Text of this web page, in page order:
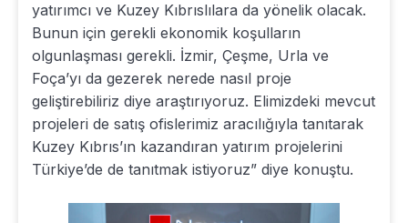
yatırımcı ve Kuzey Kıbrıslılara da yönelik olacak.
Bunun için gerekli ekonomik koşulların
olgunlaşması gerekli. İzmir, Çeşme, Urla ve
Foça’yı da gezerek nerede nasıl proje
geliştirebiliriz diye araştırıyoruz. Elimizdeki mevcut
projeleri de satış ofislerimiz aracılığıyla tanıtarak
Kuzey Kıbrıs’ın kazandıran yatırım projelerini
Türkiye’de de tanıtmak istiyoruz” diye konuştu.